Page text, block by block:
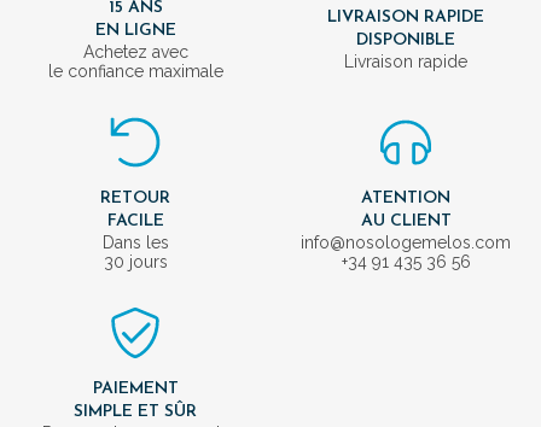
15 ANS
EN LIGNE
Achetez avec
le confiance maximale
LIVRAISON RAPIDE
DISPONIBLE
Livraison rapide
RETOUR
FACILE
Dans les
30 jours
ATENTION
AU CLIENT
info@nosologemelos.com
+34 91 435 36 56
PAIEMENT
SIMPLE ET SÛR